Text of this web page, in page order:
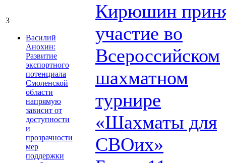
3
Василий
Анохин:
Развитие
экспортного
потенциала
Смоленской
области
напрямую
зависит от
доступности
и
прозрачности
мер
поддержки
Кирюшин
участие во
Всероссийском
шахматном
турнире
«Шахматы для
СВОих»